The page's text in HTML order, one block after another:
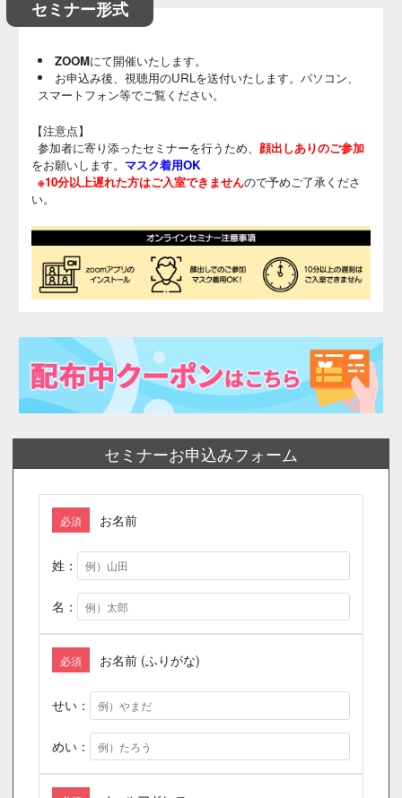
セミナー形式
ZOOMにて開催いたします。
お申込み後、視聴用のURLを送付いたします。パソコン、
スマートフォン等でご覧ください。
【注意点】
参加者に寄り添ったセミナーを行うため、 顔出しありのご参加
をお願いします。 マスク着用OK
※10分以上遅れた方はご入室できませんので予めご了承くださ
い。
セミナーお申込みフォーム
必須 お名前
姓：
名：
必須 お名前 (ふりがな)
せい：
めい：